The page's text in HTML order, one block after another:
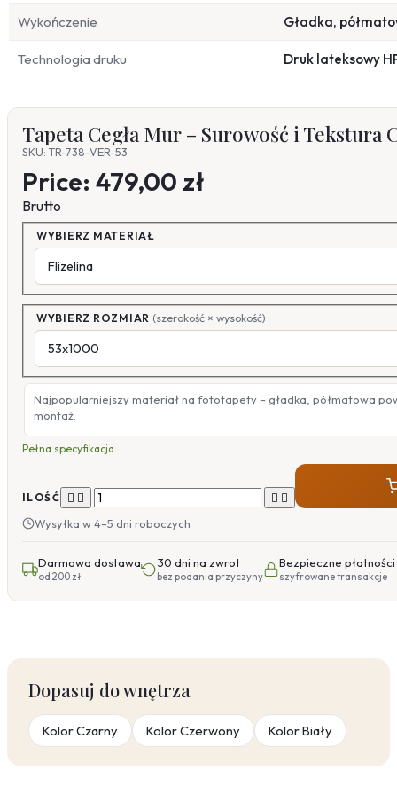
Wykończenie Gładka,
Technologia druku Druk lateksowy
Tapeta Cegła Mur – Surowość i Tekstura
SKU: TR-738-VER-53
Price: 479,00 zł
Brutto
WYBIERZ MATERIAŁ
WYBIERZ ROZMIAR (szerokość × wysokość)
Najpopularniejszy materiał na fototapety – gładka, półmatowa
montaż.
Pełna specyfikacja
ILOŚĆ    
Wysyłka w 4–5 dni roboczych
Darmowa dostawa
od 200 zł
30 dni na zwrot
bez podania przyczyny
Bezpieczne płatności
szyfrowane transakcje
Dopasuj do wnętrza
Kolor Czarny Kolor Czerwony Kolor Biały